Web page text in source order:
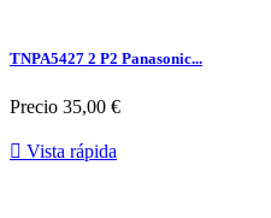
TNPA5427 2 P2 Panasonic...
Precio 35,00 €
 Vista rápida